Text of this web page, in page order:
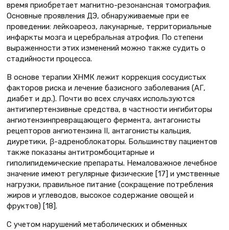
время приобретает магнитно-резонансная томография.
Основные проявления ДЭ, обнаруживаемые при ее
проведении: лейкоареоз, лакунарные, территориальные
инфаркты мозга и церебральная атрофия. По степени
выраженности этих изменений можно также судить о
стадийности процесса.
В основе терапии ХНМК лежит коррекция сосудистых
факторов риска и лечение базисного заболевания (АГ,
диабет и др.). Почти во всех случаях используются
антигипертензивные средства, в частности ингибиторы
ангиотензинпревращающего фермента, антагонисты
рецепторов ангиотензина II, антагонисты кальция,
диуретики, β-адреноблокаторы. Большинству пациентов
также показаны антитромбоцитарные и
гиполипидемические препараты. Немаловажное лечебное
значение имеют регулярные физические [17] и умственные
нагрузки, правильное питание (сокращение потребления
жиров и углеводов, высокое содержание овощей и
фруктов) [18].
С учетом нарушений метаболических и обменных